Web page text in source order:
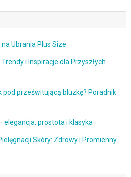
Ubrania Plus Size
i Inspiracje dla Przyszłych
prześwitującą bluzkę? Poradnik
prostota i klasyka
Skóry: Zdrowy i Promienny